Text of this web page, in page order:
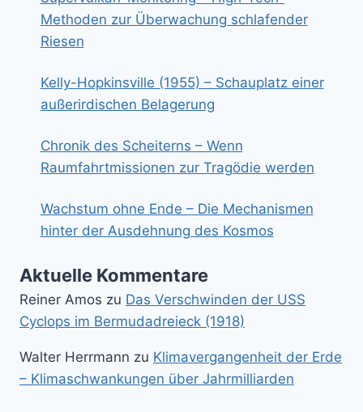
Methoden zur Überwachung schlafender
Riesen
Kelly-Hopkinsville (1955) – Schauplatz einer
außerirdischen Belagerung
Chronik des Scheiterns – Wenn
Raumfahrtmissionen zur Tragödie werden
Wachstum ohne Ende – Die Mechanismen
hinter der Ausdehnung des Kosmos
Aktuelle Kommentare
Reiner Amos zu Das Verschwinden der USS
Cyclops im Bermudadreieck (1918)
Walter Herrmann zu Klimavergangenheit der Erde
– Klimaschwankungen über Jahrmilliarden